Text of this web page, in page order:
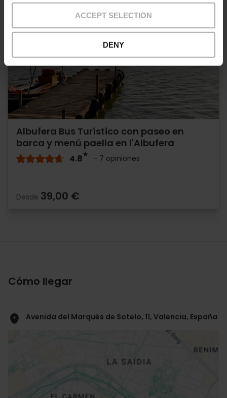
ACCEPT SELECTION
DENY
Albufera Bus Turístico con paseo en
barca y menú paella en l'Albufera
4.8 - 7 opiniones
Desde 39,00 €
Cómo llegar
Avenida del Marqués de Sotelo, 11, Valencia, España